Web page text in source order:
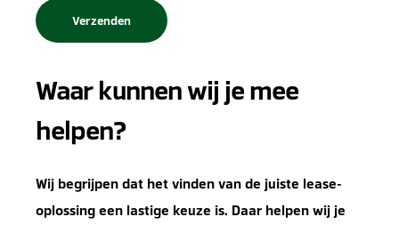
Waar kunnen wij je mee
helpen?
Wij begrijpen dat het vinden van de juiste lease-
oplossing een lastige keuze is. Daar helpen wij je